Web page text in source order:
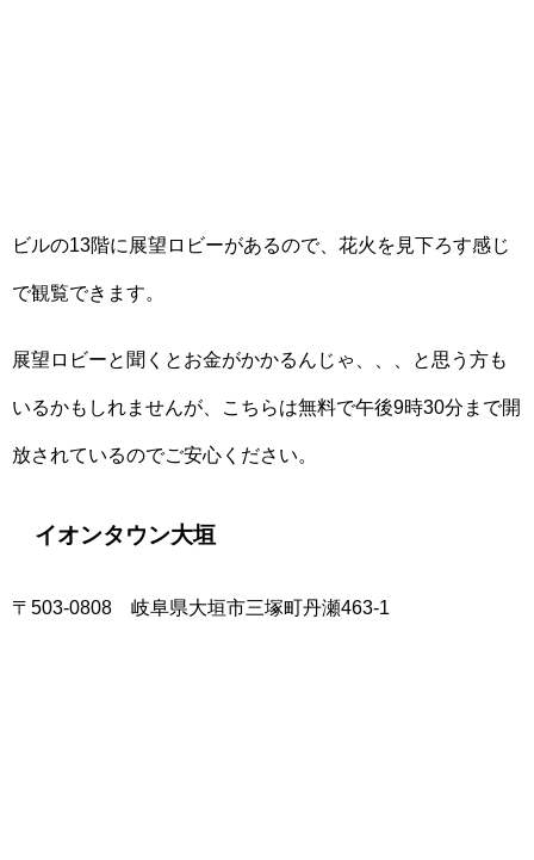
ビルの13階に展望ロビーがあるので、花火を見下ろす感じ
で観覧できます。
展望ロビーと聞くとお金がかかるんじゃ、、、と思う方も
いるかもしれませんが、こちらは無料で午後9時30分まで開
放されているのでご安心ください。
イオンタウン大垣
〒503-0808 岐阜県大垣市三塚町丹瀬463-1